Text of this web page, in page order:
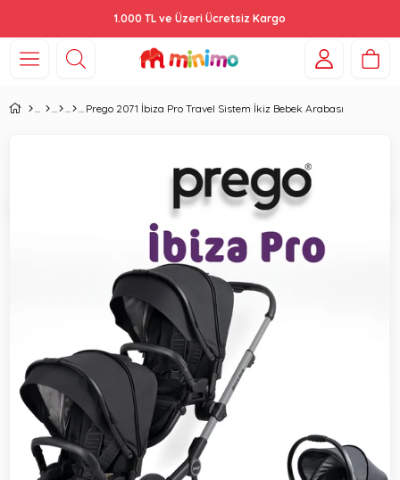
1.000 TL ve Üzeri Ücretsiz Kargo
Prego 2071 İbiza Pro Travel Sistem İkiz Bebek Arabası